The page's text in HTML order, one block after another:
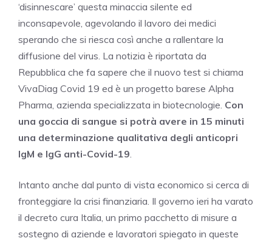
‘disinnescare’ questa minaccia silente ed
inconsapevole, agevolando il lavoro dei medici
sperando che si riesca così anche a rallentare la
diffusione del virus. La notizia è riportata da
Repubblica che fa sapere che il nuovo test si chiama
VivaDiag Covid 19 ed è un progetto barese Alpha
Pharma, azienda specializzata in biotecnologie. Con
una goccia di sangue si potrà avere in 15 minuti
una determinazione qualitativa degli anticopri
IgM e IgG anti-Covid-19.
Intanto anche dal punto di vista economico si cerca di
fronteggiare la crisi finanziaria. Il governo ieri ha varato
il decreto cura Italia, un primo pacchetto di misure a
sostegno di aziende e lavoratori spiegato in queste